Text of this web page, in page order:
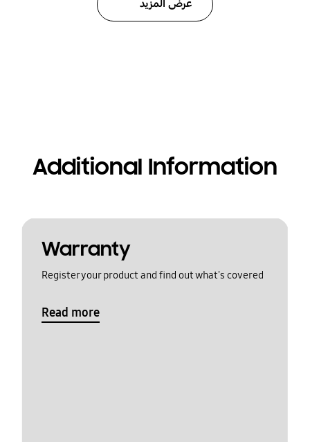
عرض المزيد
Additional Information
Warranty
Register your product and find out what's covered
Read more